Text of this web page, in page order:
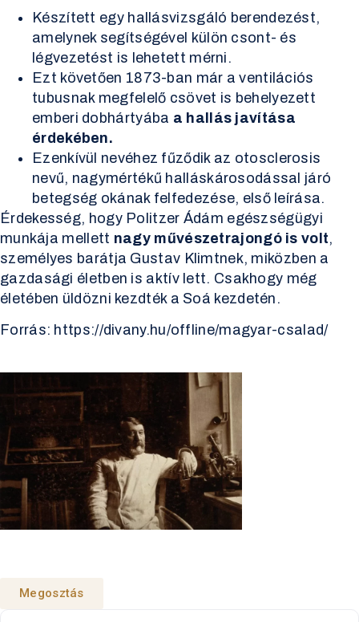
Készített egy hallásvizsgáló berendezést,
amelynek segítségével külön csont- és
légvezetést is lehetett mérni.
Ezt követően 1873-ban már a ventilációs
tubusnak megfelelő csövet is behelyezett
emberi dobhártyába a hallás javítása
érdekében.
Ezenkívül nevéhez fűződik az otosclerosis
nevű, nagymértékű halláskárosodással járó
betegség okának felfedezése, első leírása.
Érdekesség, hogy Politzer Ádám egészségügyi
munkája mellett nagy művészetrajongó is volt,
személyes barátja Gustav Klimtnek, miközben a
gazdasági életben is aktív lett. Csakhogy még
életében üldözni kezdték a Soá kezdetén.
Forrás: https://divany.hu/offline/magyar-csalad/
Megosztás